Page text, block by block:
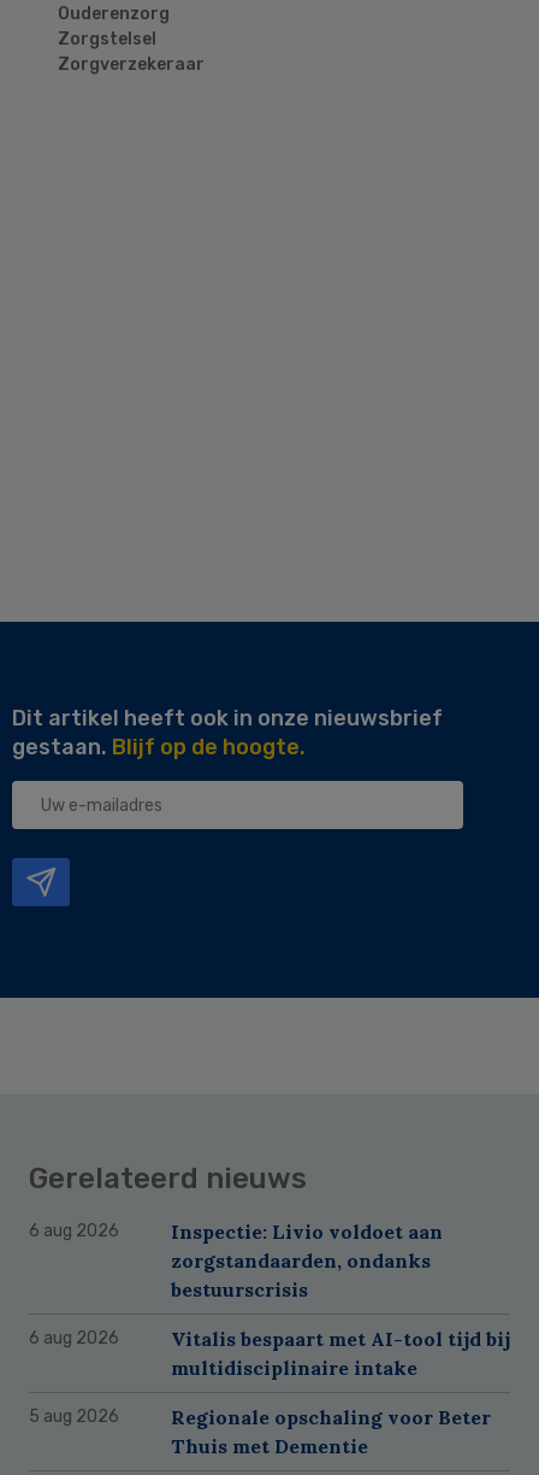
Ouderenzorg
Zorgstelsel
Zorgverzekeraar
Dit artikel heeft ook in onze nieuwsbrief
gestaan. Blijf op de hoogte.
Uw
Gerelateerd nieuws
6 aug 2026
Inspectie: Livio voldoet aan
zorgstandaarden, ondanks
bestuurscrisis
6 aug 2026
Vitalis bespaart met AI-tool tijd bij
multidisciplinaire intake
5 aug 2026
Regionale opschaling voor Beter
Thuis met Dementie